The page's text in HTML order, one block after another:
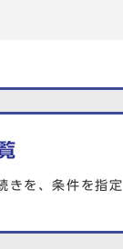
きを、条件を指定